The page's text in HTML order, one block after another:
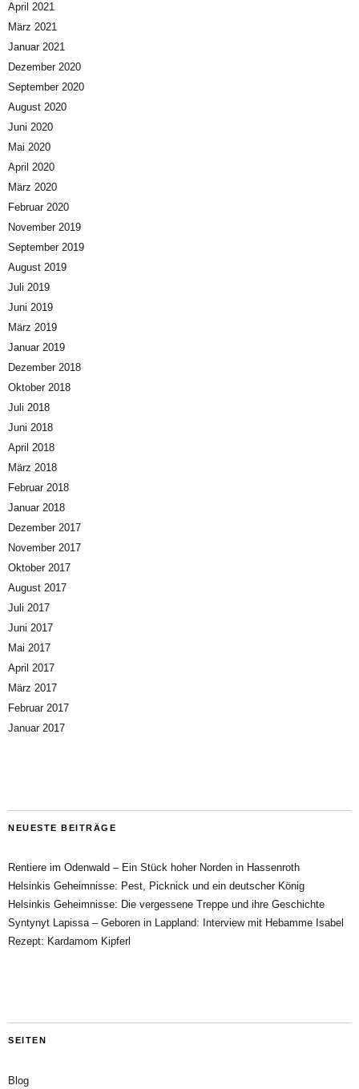
April 2021
März 2021
Januar 2021
Dezember 2020
September 2020
August 2020
Juni 2020
Mai 2020
April 2020
März 2020
Februar 2020
November 2019
September 2019
August 2019
Juli 2019
Juni 2019
März 2019
Januar 2019
Dezember 2018
Oktober 2018
Juli 2018
Juni 2018
April 2018
März 2018
Februar 2018
Januar 2018
Dezember 2017
November 2017
Oktober 2017
August 2017
Juli 2017
Juni 2017
Mai 2017
April 2017
März 2017
Februar 2017
Januar 2017
NEUESTE BEITRÄGE
Rentiere im Odenwald – Ein Stück hoher Norden in Hassenroth
Helsinkis Geheimnisse: Pest, Picknick und ein deutscher König
Helsinkis Geheimnisse: Die vergessene Treppe und ihre Geschichte
Syntynyt Lapissa – Geboren in Lappland: Interview mit Hebamme Isabel
Rezept: Kardamom Kipferl
SEITEN
Blog